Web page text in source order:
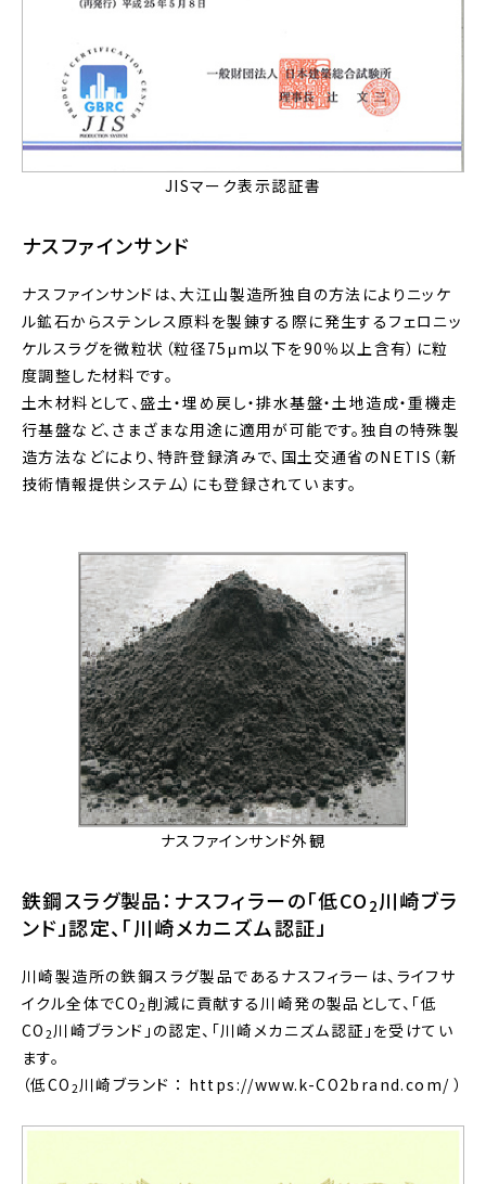
JISマーク表示認証書
ナスファインサンド
ナスファインサンドは、大江山製造所独自の方法によりニッケ
ル鉱石からステンレス原料を製錬する際に発生するフェロニッ
ケルスラグを微粒状（粒径75μm以下を90％以上含有）に粒
度調整した材料です。
土木材料として、盛土・埋め戻し・排水基盤・土地造成・重機走
行基盤など、さまざまな用途に適用が可能です。独自の特殊製
造方法などにより、特許登録済みで、国土交通省のNETIS（新
技術情報提供システム）にも登録されています。
ナスファインサンド外観
鉄鋼スラグ製品：ナスフィラーの「低CO2川崎ブラ
ンド」認定、「川崎メカニズム認証」
川崎製造所の鉄鋼スラグ製品であるナスフィラーは、ライフサ
イクル全体でCO2削減に貢献する川崎発の製品として、「低
CO 2川崎ブランド」の認定、「川崎メカニズム認証」を受けてい
ます。
（低CO 2川崎ブランド ： https://www.k-CO2brand.com/ ）